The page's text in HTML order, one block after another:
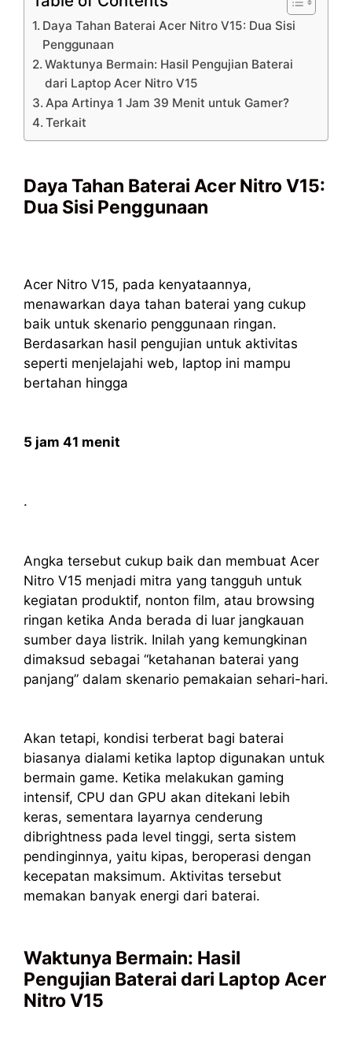
Daya Tahan Baterai Acer Nitro V15: Dua Sisi
Penggunaan
Waktunya Bermain: Hasil Pengujian Baterai
dari Laptop Acer Nitro V15
Apa Artinya 1 Jam 39 Menit untuk Gamer?
Terkait
Daya Tahan Baterai Acer Nitro V15:
Dua Sisi Penggunaan
Acer Nitro V15, pada kenyataannya,
menawarkan daya tahan baterai yang cukup
baik untuk skenario penggunaan ringan.
Berdasarkan hasil pengujian untuk aktivitas
seperti menjelajahi web, laptop ini mampu
bertahan hingga
5 jam 41 menit
.
Angka tersebut cukup baik dan membuat Acer
Nitro V15 menjadi mitra yang tangguh untuk
kegiatan produktif, nonton film, atau browsing
ringan ketika Anda berada di luar jangkauan
sumber daya listrik. Inilah yang kemungkinan
dimaksud sebagai “ketahanan baterai yang
panjang” dalam skenario pemakaian sehari-hari.
Akan tetapi, kondisi terberat bagi baterai
biasanya dialami ketika laptop digunakan untuk
bermain game. Ketika melakukan gaming
intensif, CPU dan GPU akan ditekani lebih
keras, sementara layarnya cenderung
dibrightness pada level tinggi, serta sistem
pendinginnya, yaitu kipas, beroperasi dengan
kecepatan maksimum. Aktivitas tersebut
memakan banyak energi dari baterai.
Waktunya Bermain: Hasil
Pengujian Baterai dari Laptop Acer
Nitro V15